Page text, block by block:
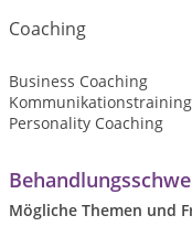
Coaching
Business Coaching
Kommunikationstraining
Personality Coaching
Mögliche Themen und